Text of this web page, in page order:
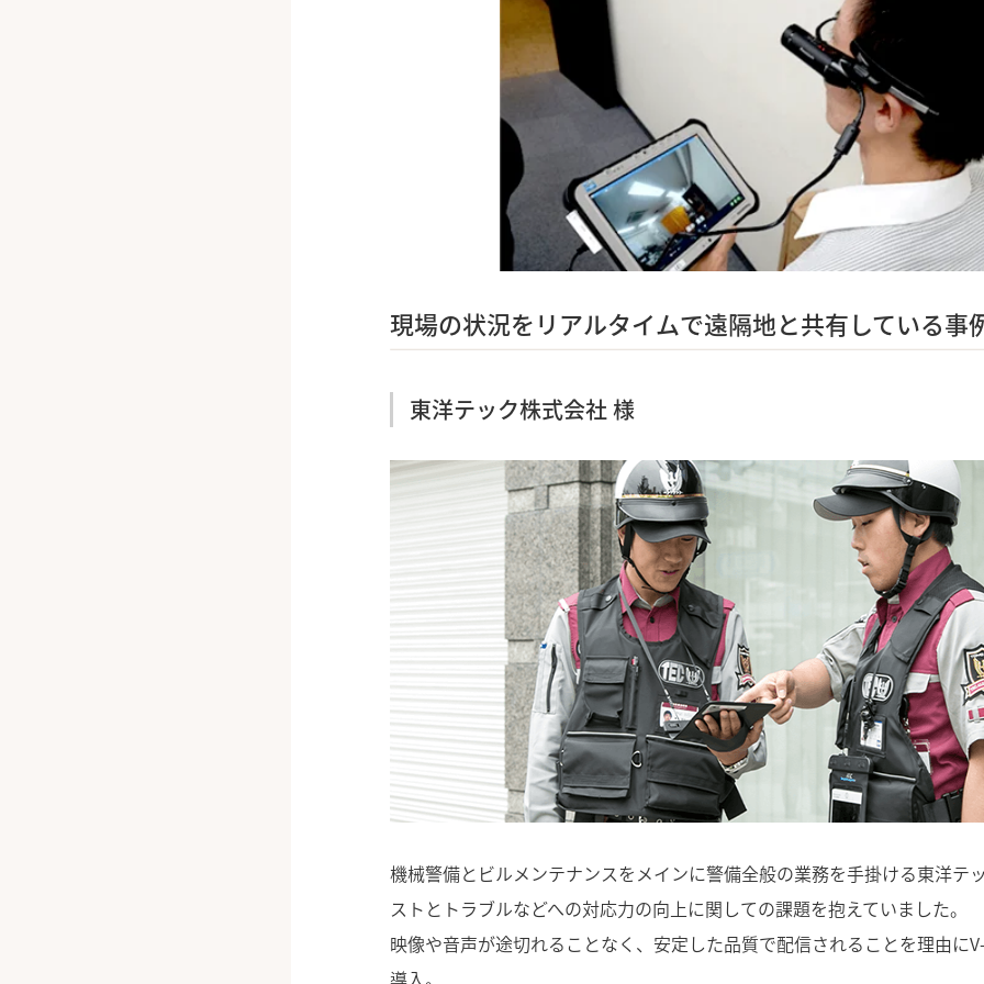
現場の状況をリアルタイムで遠隔地と共有している事
東洋テック株式会社 様
機械警備とビルメンテナンスをメインに警備全般の業務を手掛ける東洋テ
ストとトラブルなどへの対応力の向上に関しての課題を抱えていました。
映像や音声が途切れることなく、安定した品質で配信されることを理由に
導入。